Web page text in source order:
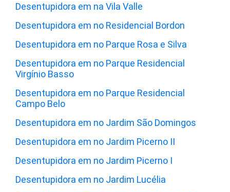
Desentupidora em na Vila Valle
Desentupidora em no Residencial Bordon
Desentupidora em no Parque Rosa e Silva
Desentupidora em no Parque Residencial
Virgínio Basso
Desentupidora em no Parque Residencial
Campo Belo
Desentupidora em no Jardim São Domingos
Desentupidora em no Jardim Picerno II
Desentupidora em no Jardim Picerno I
Desentupidora em no Jardim Lucélia